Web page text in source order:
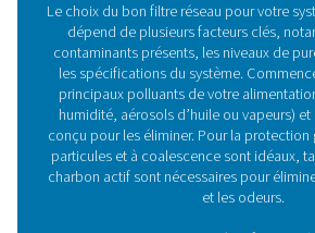
Les filtres haute pression HP
fiabilité exceptionnelles pour
psi). Avec leurs corps durables
de filtration avancé, ils
efficaces dans des
l'équipement et